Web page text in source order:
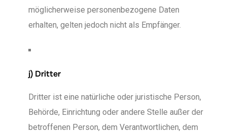
möglicherweise personenbezogene Daten
erhalten, gelten jedoch nicht als Empfänger.
j) Dritter
Dritter ist eine natürliche oder juristische Person,
Behörde, Einrichtung oder andere Stelle außer der
betroffenen Person, dem Verantwortlichen, dem